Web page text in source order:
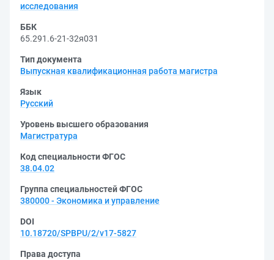
исследования
ББК
65.291.6-21-32я031
Тип документа
Выпускная квалификационная работа магистра
Язык
Русский
Уровень высшего образования
Магистратура
Код специальности ФГОС
38.04.02
Группа специальностей ФГОС
380000 - Экономика и управление
DOI
10.18720/SPBPU/2/v17-5827
Права доступа